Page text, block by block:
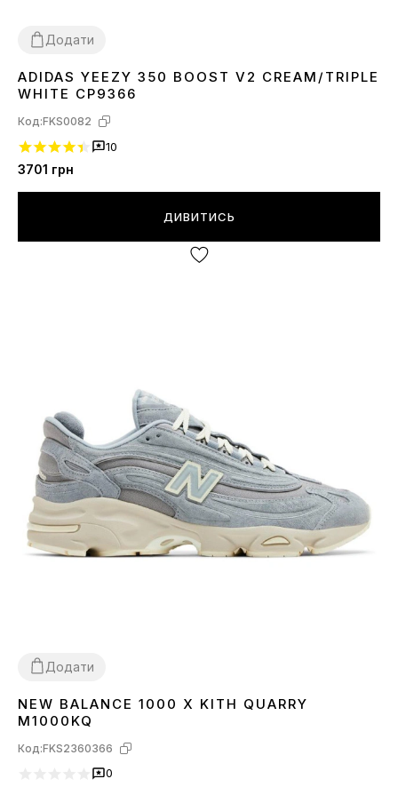
Додати
36 3738 39 404142 4445
ADIDAS YEEZY 350 BOOST V2 CREAM/TRIPLE
WHITE CP9366
Код:FKS0082
10
3701 грн
ДИВИТИСЬ
Додати
3637 3839404243 4445
NEW BALANCE 1000 X KITH QUARRY
M1000KQ
Код:FKS2360366
0